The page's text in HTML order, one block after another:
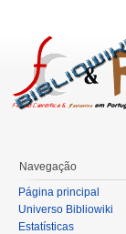
Navegação
Página principal
Universo Bibliowiki
Estatísticas